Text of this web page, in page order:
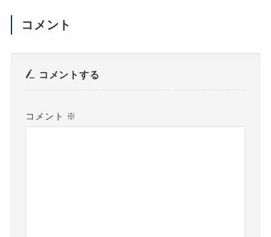
コメント
コメントする
コメント ※